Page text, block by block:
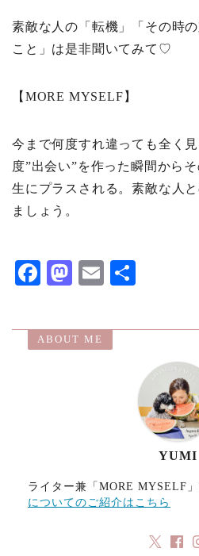
素敵な人の「転機」「その時
こと」は是非聞いてみて♡
【MORE MYSELF】
今まで何度すれ違っても全く
度”出会い”を作った瞬間から
生にプラスされる。素敵な人
ましょう。
F
eb
o
M
to
d
E
ai
l
ABOUT ME
YUMI
ライター兼「MORE MYSELF
についてのご紹介はこちら